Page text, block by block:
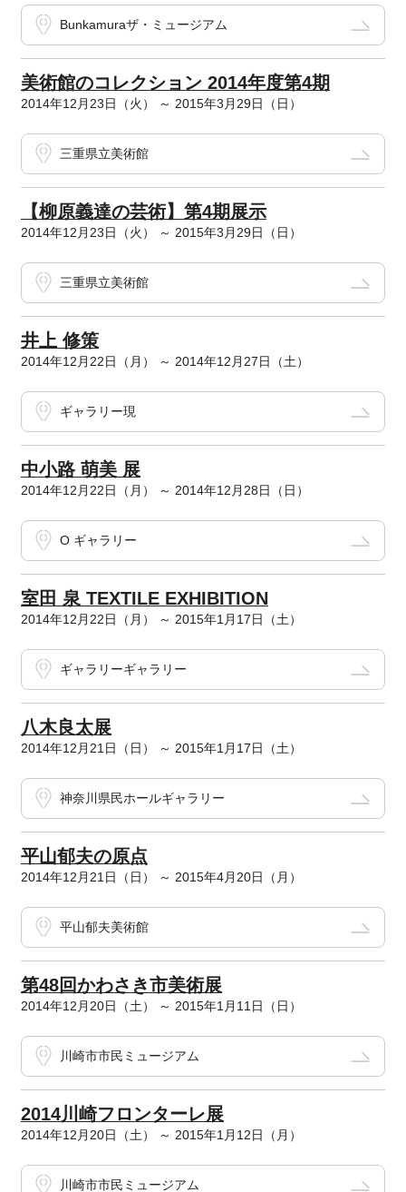
Bunkamuraザ・ミュージアム
美術館のコレクション 2014年度第4期
2014年12月23日（火） ～ 2015年3月29日（日）
三重県立美術館
【柳原義達の芸術】第4期展示
2014年12月23日（火） ～ 2015年3月29日（日）
三重県立美術館
井上 修策
2014年12月22日（月） ～ 2014年12月27日（土）
ギャラリー現
中小路 萌美 展
2014年12月22日（月） ～ 2014年12月28日（日）
O ギャラリー
室田 泉 TEXTILE EXHIBITION
2014年12月22日（月） ～ 2015年1月17日（土）
ギャラリーギャラリー
八木良太展
2014年12月21日（日） ～ 2015年1月17日（土）
神奈川県民ホールギャラリー
平山郁夫の原点
2014年12月21日（日） ～ 2015年4月20日（月）
平山郁夫美術館
第48回かわさき市美術展
2014年12月20日（土） ～ 2015年1月11日（日）
川崎市市民ミュージアム
2014川崎フロンターレ展
2014年12月20日（土） ～ 2015年1月12日（月）
川崎市市民ミュージアム